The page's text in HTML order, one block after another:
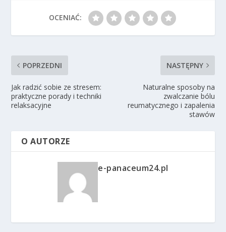
OCENIAĆ:
POPRZEDNI
Jak radzić sobie ze stresem:
praktyczne porady i techniki
relaksacyjne
NASTĘPNY
Naturalne sposoby na
zwalczanie bólu
reumatycznego i zapalenia
stawów
O AUTORZE
e-panaceum24.pl